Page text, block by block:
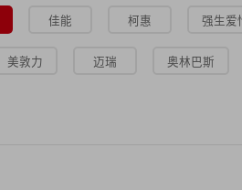
佳能 柯惠 强生爱
美敦力 迈瑞 奥林巴斯